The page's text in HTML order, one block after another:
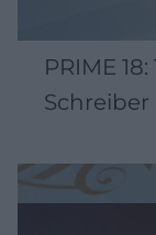
PRIME
Schreiber